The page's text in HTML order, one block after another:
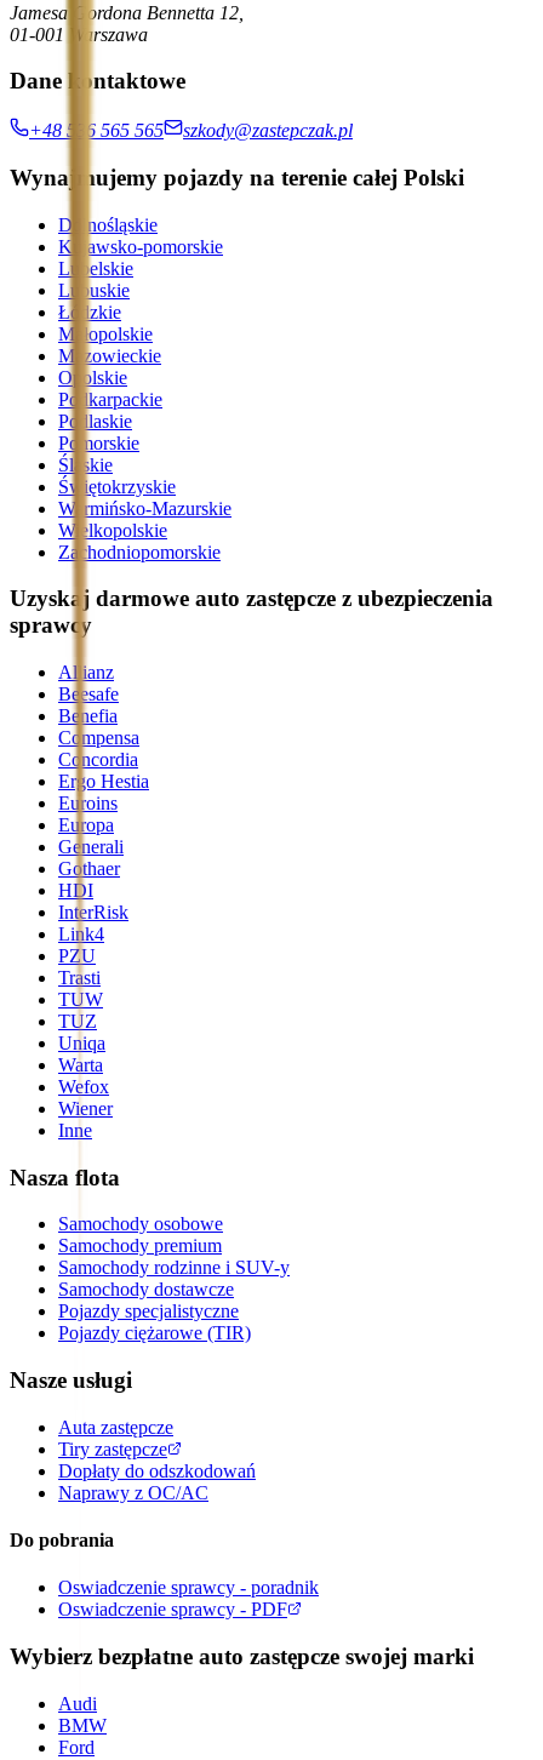
Jamesa Gordona Bennetta 12,
01-001 Warszawa
Dane kontaktowe
+48 536 565 565 szkody@zastepczak.pl
Wynajmujemy pojazdy na terenie całej Polski
Dolnośląskie
Kujawsko-pomorskie
Lubelskie
Lubuskie
Łódzkie
Małopolskie
Mazowieckie
Opolskie
Podkarpackie
Podlaskie
Pomorskie
Śląskie
Świętokrzyskie
Warmińsko-Mazurskie
Wielkopolskie
Zachodniopomorskie
Uzyskaj darmowe auto zastępcze z ubezpieczenia
sprawcy
Allianz
Beesafe
Benefia
Compensa
Concordia
Ergo Hestia
Euroins
Europa
Generali
Gothaer
HDI
InterRisk
Link4
PZU
Trasti
TUW
TUZ
Uniqa
Warta
Wefox
Wiener
Inne
Nasza flota
Samochody osobowe
Samochody premium
Samochody rodzinne i SUV-y
Samochody dostawcze
Pojazdy specjalistyczne
Pojazdy ciężarowe (TIR)
Nasze usługi
Auta zastępcze
Tiry zastępcze
Dopłaty do odszkodowań
Naprawy z OC/AC
Do pobrania
Oswiadczenie sprawcy - poradnik
Oswiadczenie sprawcy - PDF
Wybierz bezpłatne auto zastępcze swojej marki
Audi
BMW
Ford